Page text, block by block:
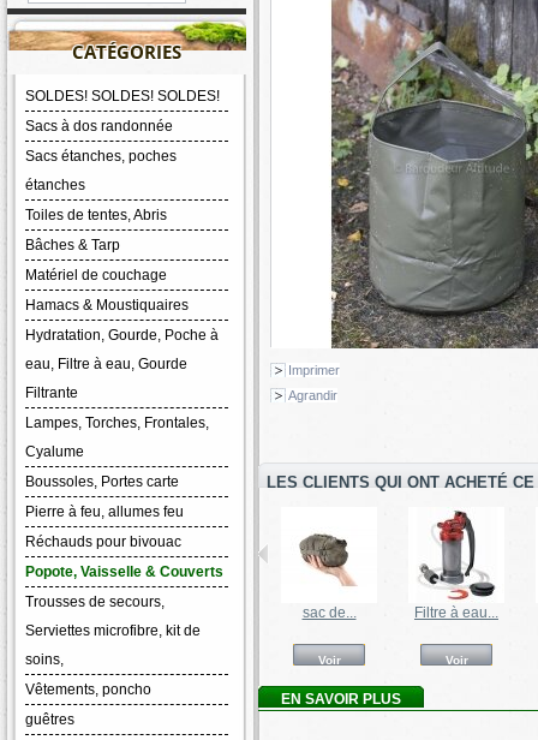
CATÉGORIES
SOLDES! SOLDES! SOLDES!
Sacs à dos randonnée
Sacs étanches, poches
étanches
Toiles de tentes, Abris
Bâches & Tarp
Matériel de couchage
Hamacs & Moustiquaires
Hydratation, Gourde, Poche à
eau, Filtre à eau, Gourde
Filtrante
Lampes, Torches, Frontales,
Cyalume
Boussoles, Portes carte
Pierre à feu, allumes feu
Réchauds pour bivouac
Popote, Vaisselle & Couverts
Trousses de secours,
Serviettes microfibre, kit de
soins,
Vêtements, poncho
guêtres
Imprimer
Agrandir
LES CLIENTS QUI ONT ACHETÉ
Voir
Camp A Box sac de...
Voir
Filtre à eau...
Voir
EN SAVOIR PLUS